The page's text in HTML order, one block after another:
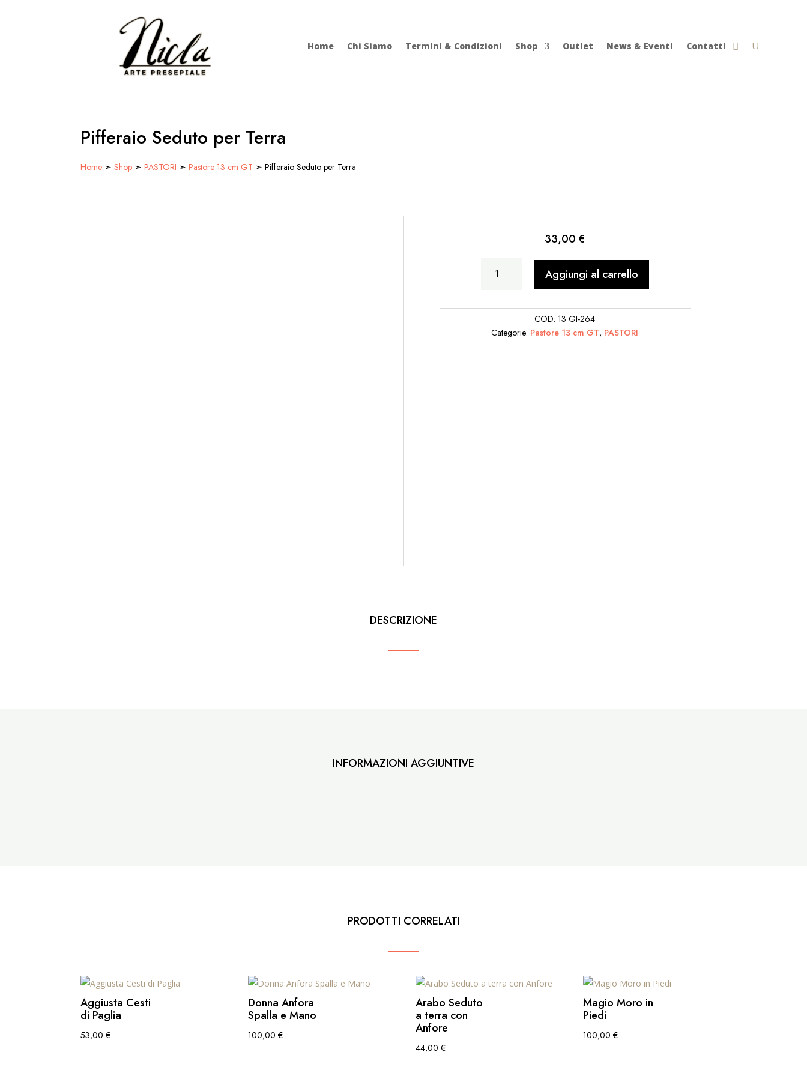
Home Chi Siamo Termini & Condizioni Shop Outlet News & Eventi Contatti
Pifferaio Seduto per Terra
Home ➣Shop ➣PASTORI ➣Pastore 13 cm GT ➣ Pifferaio Seduto per Terra
33,00€
Seduto
Terra
Aggiungi al carrello
COD:13 Gt-264
Categorie: Pastore 13 cm GT, PASTORI
DESCRIZIONE
INFORMAZIONI AGGIUNTIVE
PRODOTTI CORRELATI
Aggiusta Cesti
di Paglia
53,00€
Donna Anfora
Spalla e Mano
100,00€
Arabo Seduto
a terra con
Anfore
44,00€
Magio Moro in
Piedi
100,00€